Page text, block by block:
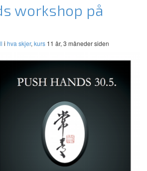
workshop på
i hva skjer, kurs 11 år, 3 måneder siden